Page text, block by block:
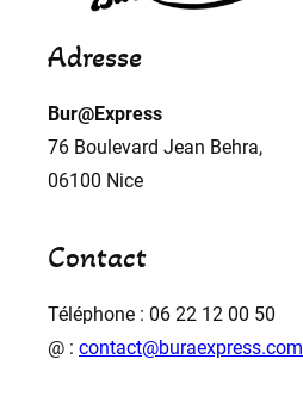
Adresse
Bur@Express
76 Boulevard Jean Behra,
06100 Nice
Contact
Téléphone : 06 22 12 00 50
@ : contact@buraexpress.com